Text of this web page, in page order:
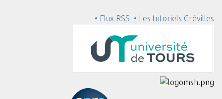
• Flux RSS • Les tutoriels Crévilles